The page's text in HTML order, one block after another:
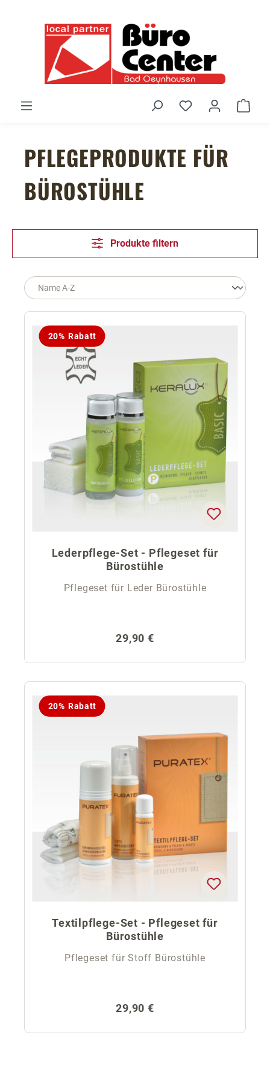
Du hast 0
PFLEGEPRODUKTE FÜR
BÜROSTÜHLE
Produkte filtern
20% Rabatt
Lederpflege-Set - Pflegeset für
Bürostühle
Pflegeset für Leder Bürostühle
Regulärer Preis:
29,90 €
20% Rabatt
Textilpflege-Set - Pflegeset für
Bürostühle
Pflegeset für Stoff Bürostühle
Regulärer Preis:
29,90 €